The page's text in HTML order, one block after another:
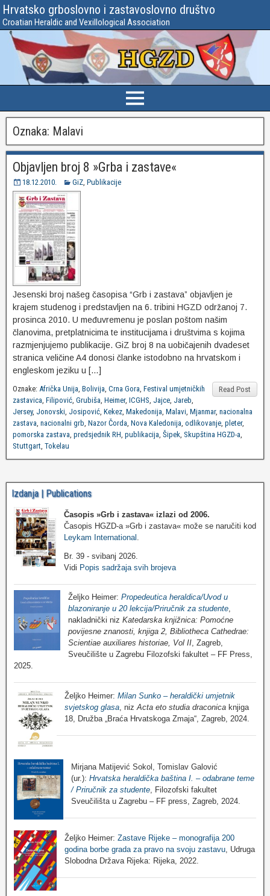
Hrvatsko grboslovno i zastavoslovno društvo
Croatian Heraldic and Vexillological Association
Oznaka: Malavi
Objavljen broj 8 »Grba i zastave«
18.12.2010. GiZ, Publikacije
Jesenski broj našeg časopisa “Grb i zastava” objavljen je
krajem studenog i predstavljen na 6. tribini HGZD održanoj 7.
prosinca 2010. U međuvremenu je poslan poštom našim
članovima, pretplatnicima te institucijama i društvima s kojima
razmjenjujemo publikacije. GiZ broj 8 na uobičajenih dvadeset
stranica veličine A4 donosi članke istodobno na hrvatskom i
engleskom jeziku u […]
Read Post
Oznake: Afrička Unija, Bolivija, Crna Gora, Festival umjetničkih
zastavica, Filipović, Grubiša, Heimer, ICGHS, Jajce, Jareb,
Jersey, Jonovski, Josipović, Kekez, Makedonija, Malavi, Mjanmar, nacionalna
zastava, nacionalni grb, Nazor Čorda, Nova Kaledonija, odlikovanje, pleter,
pomorska zastava, predsjednik RH, publikacija, Šipek, Skupština HGZD-a,
Stuttgart, Tokelau
Izdanja | Publications
Časopis »Grb i zastava« izlazi od 2006.
Časopis HGZD-a »Grb i zastava« može se naručiti kod
Leykam International
Br. 39 - svibanj 2026.
Vidi Popis sadržaja svih brojeva
Željko Heimer: Propedeutica heraldica/Uvod u
blazoniranje u 20 lekcija/Priručnik za studente,
nakladnički niz Katedarska knjižnica: Pomoćne
povijesne znanosti, knjiga 2, Bibliotheca Cathedrae:
Scientiae auxiliares historiae, Vol II, Zagreb,
Sveučilište u Zagrebu Filozofski fakultet – FF Press,
2025.
Željko Heimer: Milan Sunko – heraldički umjetnik
svjetskog glasa , niz Acta eto studia draconica knjiga
18, Družba „Braća Hrvatskoga Zmaja“, Zagreb, 2024.
Mirjana Matijević Sokol, Tomislav Galović
(ur.): Hrvatska heraldička baština I. – odabrane teme
/ Priručnik za studente, Filozofski fakultet
Sveučilišta u Zagrebu – FF press, Zagreb, 2024.
Željko Heimer: Zastave Rijeke – monografija 200
godina borbe grada za pravo na svoju zastavu, Udruga
Slobodna Država Rijeka: Rijeka, 2022.